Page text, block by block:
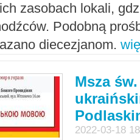
zasobach lokali,
Podobną
diecezjanom.
Msza
2022-03-18